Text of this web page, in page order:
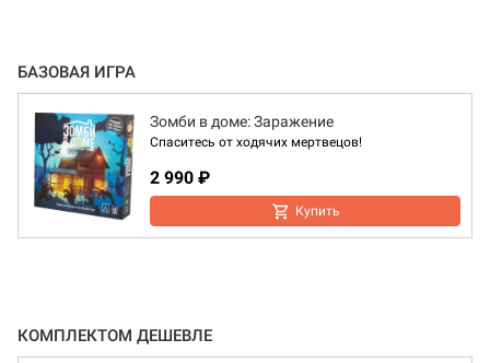
БАЗОВАЯ ИГРА
Зомби в доме: Заражение
Спаситесь от ходячих мертвецов!
2 990 ₽
Купить
КОМПЛЕКТОМ ДЕШЕВЛЕ